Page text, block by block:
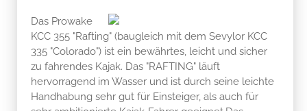
Das Prowake
KCC 355 "Rafting" (baugleich mit dem Sevylor KCC
335 "Colorado") ist ein bewährtes, leicht und sicher
zu fahrendes Kajak. Das "RAFTING" läuft
hervorragend im Wasser und ist durch seine leichte
Handhabung sehr gut für Einsteiger, als auch für